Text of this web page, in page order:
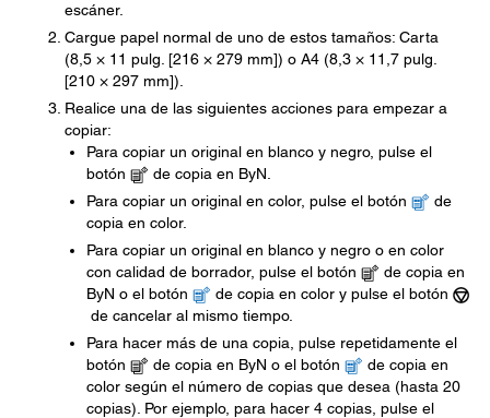
escáner.
Cargue papel normal de uno de estos tamaños: Carta
(8,5 × 11 pulg. [216 × 279 mm]) o A4 (8,3 × 11,7 pulg.
[210 × 297 mm]).
Realice una de las siguientes acciones para empezar a
copiar:
Para copiar un original en blanco y negro, pulse el
botón
de copia en ByN.
Para copiar un original en color, pulse el botón
de
copia en color.
Para copiar un original en blanco y negro o en color
con calidad de borrador, pulse el botón
de copia en
ByN o el botón
de copia en color y pulse el botón
de cancelar al mismo tiempo.
Para hacer más de una copia, pulse repetidamente el
botón
de copia en ByN o el botón
de copia en
color según el número de copias que desea (hasta 20
copias). Por ejemplo, para hacer 4 copias, pulse el